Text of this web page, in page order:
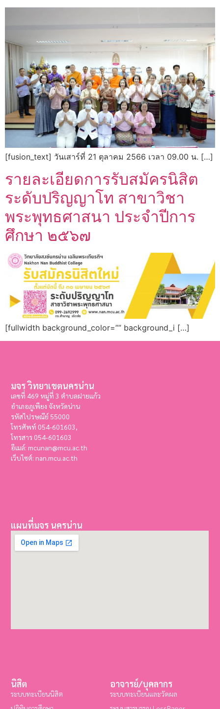
[fusion_text] วันเสาร์ที่ 21 ตุลาคม 2566 เวลา 09.00 น. […]
รายละเอียดการรับสมัครนิสิต
ระดับปริญญาโท สาขาวิชา
พระพุทธศาสนา ประจำปีการ
ศึกษา ๒๕๖๗
[fullwidth background_color=”” background_i […]
มจร วิทยาเขตนครน่าน
เลขที่ 469 หมู่ที่ 3 ตำบลฝายแก้ว
อำเภอภูเพียง จังหวัดน่าน
รหัสไปรษณีย์ 55000
โทรศัพท์ 054-601603,
โทรสาร054-601603
อีเมล์: mcunan@mcu.ac.th
เว็บไซต์: nan.mcu.ac.th
อาจารย์/บุคลากร
ระบบทะเบียนและวัดผล
นิสิต
ระบบทะเบียนนิสิต
แผนที่มจร นครน่าน